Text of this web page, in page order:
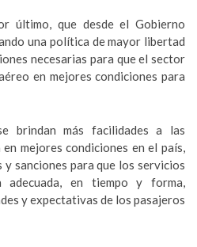
último, que desde el Gobierno
una política de mayor libertad
necesarias para que el sector
en mejores condiciones para
brindan más facilidades a las
mejores condiciones en el país,
sanciones para que los servicios
en tiempo y forma,
y expectativas de los pasajeros